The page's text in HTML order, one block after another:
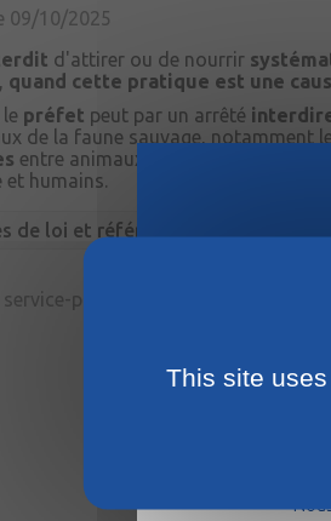
09/10/2025
d'attirer ou de nourrir
quand cette pratique est une
préfet peut par un arrêté
de la faune sauvage, notamment
entre animaux de la faune sauvage
et humains.
de loi et références
service-public.fr — Direction de
La
This site